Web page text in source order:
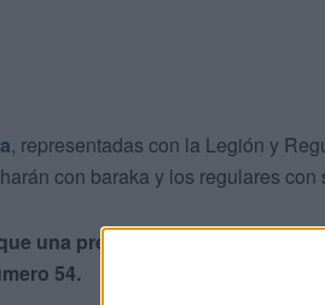
, representadas con la Legión y
con baraka y los regulares con
una prenda, es motivo de
54.